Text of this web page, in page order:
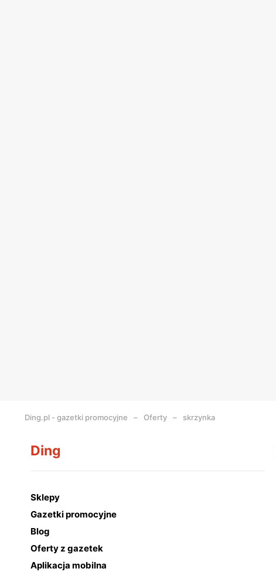
Ding.pl - gazetki promocyjne Oferty skrzynka
Ding
Sklepy
Gazetki promocyjne
Blog
Oferty z gazetek
Aplikacja mobilna